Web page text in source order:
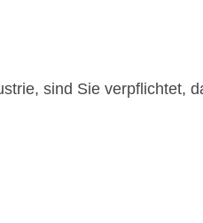
sind Sie verpflichtet,